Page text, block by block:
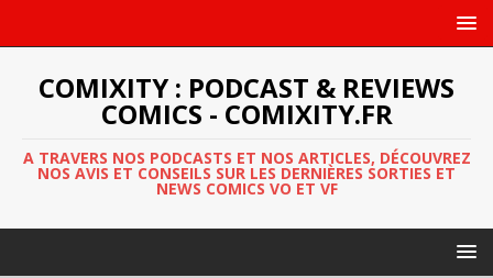
COMIXITY : PODCAST & REVIEWS
COMICS - COMIXITY.FR
A TRAVERS NOS PODCASTS ET NOS ARTICLES, DÉCOUVREZ
NOS AVIS ET CONSEILS SUR LES DERNIÈRES SORTIES ET
NEWS COMICS VO ET VF